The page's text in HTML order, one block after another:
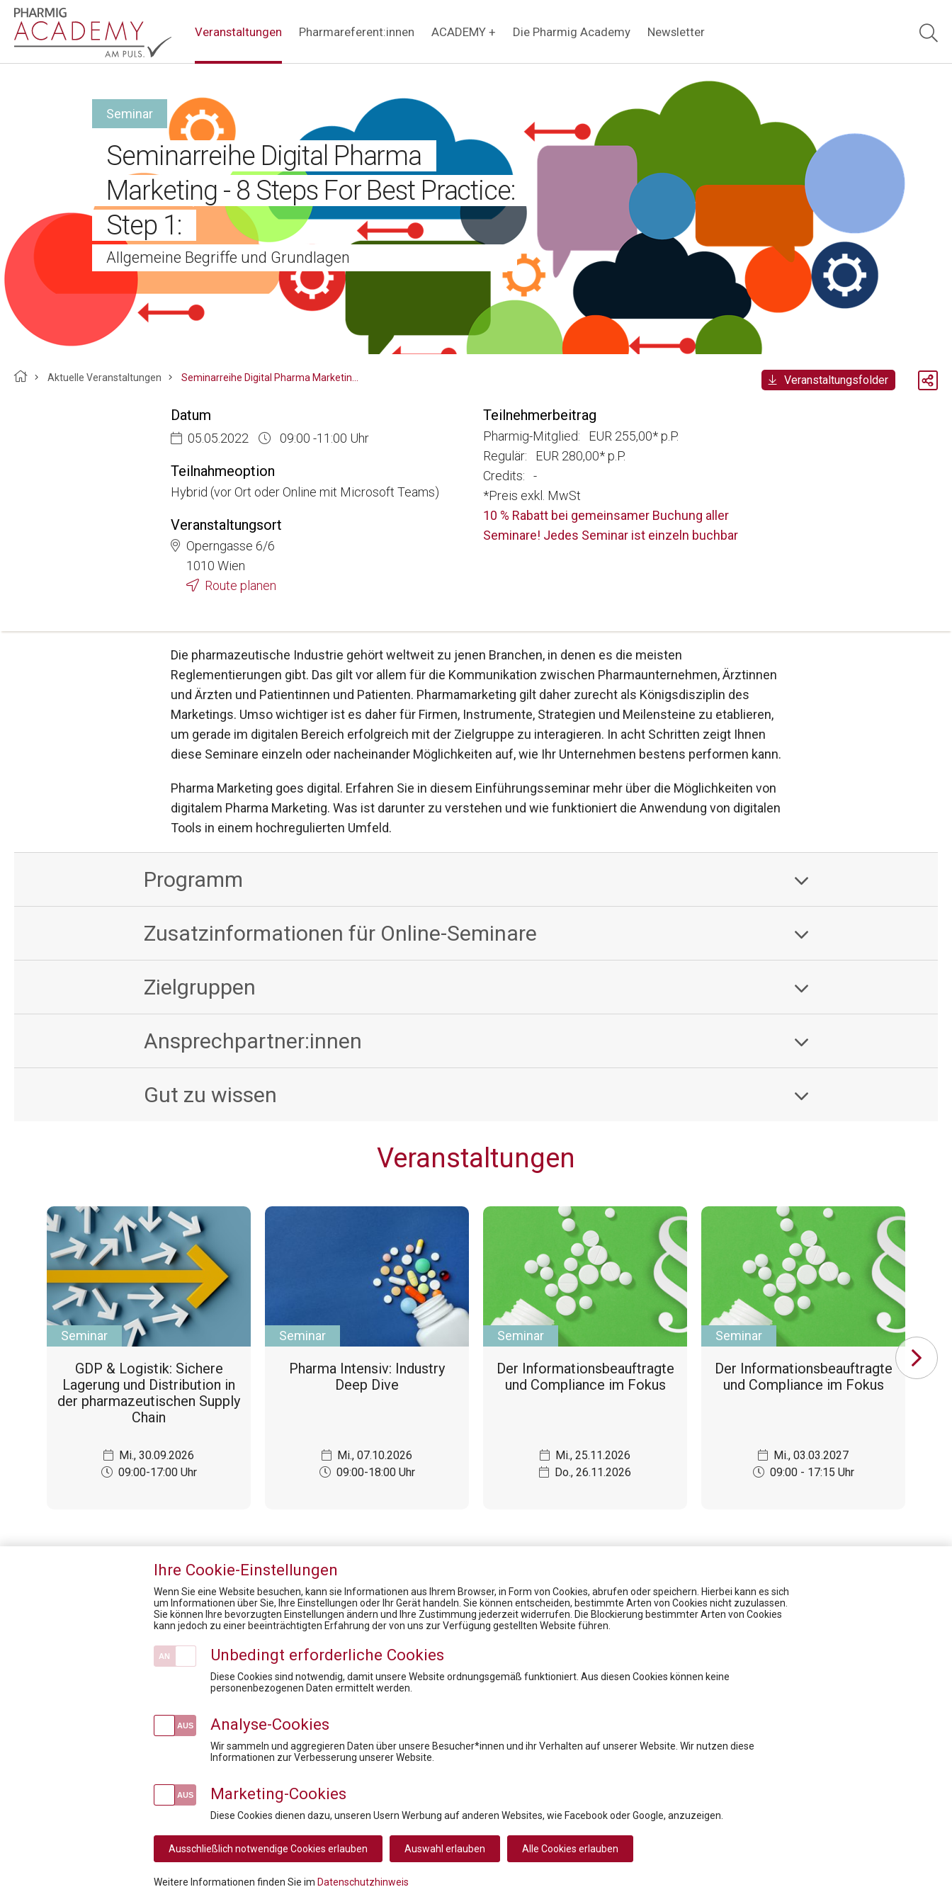
Hauptnavigation Veranstaltungen Pharmareferent:innen ACADEMY + Die Pharmig Academy Newsletter
Seminar
Seminarreihe Digital Pharma
Marketing - 8 Steps For Best Practice:
Step 1:
Allgemeine Begriffe und Grundlagen
Breadcrumb
Aktuelle Veranstaltungen Seminarreihe Digital Pharma Marketing - 8 Steps For Best Practice: Step 1: Veranstaltungsfolder
Datum
05.05.2022 09:00 -11:00 Uhr
Teilnahmeoption
Hybrid (vor Ort oder Online mit Microsoft Teams)
Veranstaltungsort
Operngasse 6/6
1010 Wien
Route planen
Teilnehmerbeitrag
Pharmig-Mitglied: EUR 255,00* p.P.
Regulär: EUR 280,00* p.P.
Credits: -
*Preis exkl. MwSt
10 % Rabatt bei gemeinsamer Buchung aller
Seminare! Jedes Seminar ist einzeln buchbar
Die pharmazeutische Industrie gehört weltweit zu jenen Branchen, in denen es die meisten
Reglementierungen gibt. Das gilt vor allem für die Kommunikation zwischen Pharmaunternehmen, Ärztinnen
und Ärzten und Patientinnen und Patienten. Pharmamarketing gilt daher zurecht als Königsdisziplin des
Marketings. Umso wichtiger ist es daher für Firmen, Instrumente, Strategien und Meilensteine zu etablieren,
um gerade im digitalen Bereich erfolgreich mit der Zielgruppe zu interagieren. In acht Schritten zeigt Ihnen
diese Seminare einzeln oder nacheinander Möglichkeiten auf, wie Ihr Unternehmen bestens performen kann.
Pharma Marketing goes digital. Erfahren Sie in diesem Einführungsseminar mehr über die Möglichkeiten von
digitalem Pharma Marketing. Was ist darunter zu verstehen und wie funktioniert die Anwendung von digitalen
Tools in einem hochregulierten Umfeld.
Programm
Zusatzinformationen für Online-Seminare
Zielgruppen
Ansprechpartner:innen
Gut zu wissen
Veranstaltungen
Seminar
GDP & Logistik: Sichere
Lagerung und Distribution in
der pharmazeutischen Supply
Chain
Mi., 30.09.2026
09:00-17:00 Uhr
Seminar
Pharma Intensiv: Industry
Deep Dive
Mi., 07.10.2026
09:00-18:00 Uhr
Seminar
Der In­for­ma­ti­ons­be­auf­trag­te
und Compliance im Fokus
Mi., 25.11.2026
Do., 26.11.2026
Seminar
Der In­for­ma­ti­ons­be­auf­trag­te
und Compliance im Fokus
Mi., 03.03.2027
09:00 - 17:15 Uhr
Pharmig Academy
Fachexpert:innen
News
18. Rare Diseases Dialog: Datensilos überwinden, um Leben zu verändern: Was braucht ein erfolgreiches nationales Register für seltene Erkrankungen?
Veranstaltungen
Newsletteranmeldung
AGB AGB Privatperson Rücktritt / Widerruf Datenschutz Disclaimer Impressum
Ihre Cookie-Einstellungen
Wenn Sie eine Website besuchen, kann sie Informationen aus Ihrem Browser, in Form von Cookies, abrufen oder speichern. Hierbei kann es sich
um Informationen über Sie, Ihre Einstellungen oder Ihr Gerät handeln. Sie können entscheiden, bestimmte Arten von Cookies nicht zuzulassen.
Sie können Ihre bevorzugten Einstellungen ändern und Ihre Zustimmung jederzeit widerrufen. Die Blockierung bestimmter Arten von Cookies
kann jedoch zu einer beeinträchtigten Erfahrung der von uns zur Verfügung gestellten Website führen.
Unbedingt erforderliche Cookies
Diese Cookies sind notwendig, damit unsere Website ordnungsgemäß funktioniert. Aus diesen Cookies können keine
personenbezogenen Daten ermittelt werden.
Analyse-Cookies
Wir sammeln und aggregieren Daten über unsere Besucher*innen und ihr Verhalten auf unserer Website. Wir nutzen diese
Informationen zur Verbesserung unserer Website.
Marketing-Cookies
Diese Cookies dienen dazu, unseren Usern Werbung auf anderen Websites, wie Facebook oder Google, anzuzeigen.
Ausschließlich notwendige Cookies erlauben Auswahl erlauben Alle Cookies erlauben
Weitere Informationen finden Sie im Datenschutzhinweis